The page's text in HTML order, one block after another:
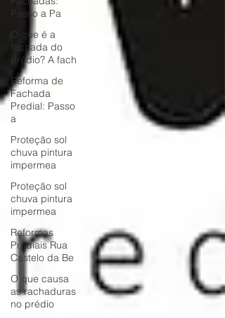
Passo a Pa
O que é a
fachada do
prédio? A fach
Reforma de
Fachada
Predial: Passo
a
Proteção sol
chuva pintura
impermea
Proteção sol
chuva pintura
impermea
Reformas
Prediais Rua
Castelo da Be
O que causa
as rachaduras
no prédio